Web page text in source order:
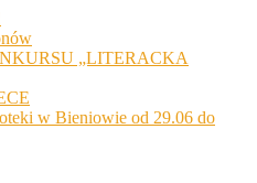
„LITERACKA
w Bieniowie od 29.06 do